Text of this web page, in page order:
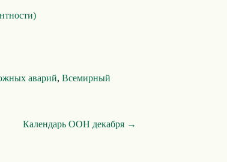
аварий, Всемирный
Календарь ООН декабря →